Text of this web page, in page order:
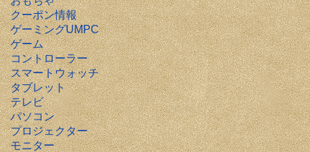
クーポン情報
ゲーミングUMPC
ゲーム
コントローラー
スマートウォッチ
タブレット
テレビ
パソコン
プロジェクター
モニター